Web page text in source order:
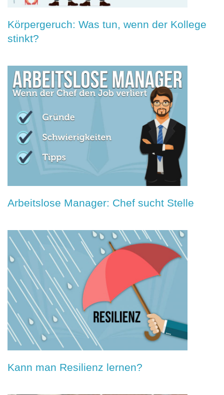
Körpergeruch: Was tun, wenn der Kollege
stinkt?
Arbeitslose Manager: Chef sucht Stelle
Kann man Resilienz lernen?